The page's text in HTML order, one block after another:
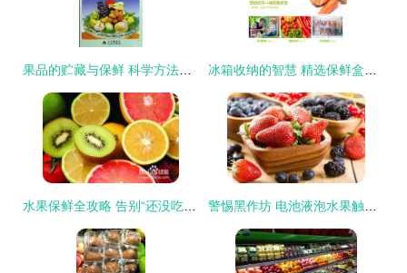
果品的贮藏与保鲜 科学方法与实用技巧 冰箱收纳的智慧 精选保鲜盒，打造高效清爽的食材存储空间
水果保鲜全攻略 告别“还没吃就烂掉”的烦恼 警惕黑作坊 电池液泡水果触目惊心，掌握选购保鲜技巧守护健康